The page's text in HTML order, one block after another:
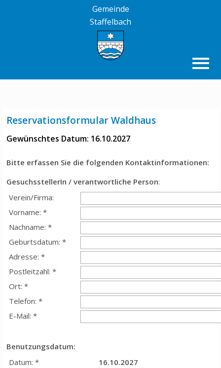
Gemeinde
Staffelbach
Reservationsformular Waldhaus
Gewünschtes Datum: 16.10.2027
Bitte erfassen Sie die folgenden Kontaktinformationen:
GesuchsstellerIn / verantwortliche Person:
Verein/Firma:
Vorname: *
Nachname: *
Geburtsdatum: *
Adresse: *
Postleitzahl: *
Ort: *
Telefon: *
E-Mail: *
Benutzungsdatum:
Datum: *
16.10.2027